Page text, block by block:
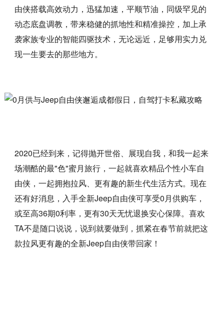
由侠搭载高效动力，迅猛加速，平顺节油，同级罕见的
动态底盘调教，带来稳健的抓地性和精准操控，加上承
袭家族专业的智能四驱技术，无论远近，足够用实力兑
现一生要去的那些地方。
2020已经到来，记得抛开世俗、展现自我，和我一起来
场潮酷的最"色"蜜月旅行，一起就喜欢精品个性小车自
由侠，一起拥抱拉风、更有趣的新生代生活方式。现在
还有好消息，入手全新Jeep自由侠可享受0月供购车，
或至高36期0利率，更有30天无忧退换安心保障。喜欢
TA不是随口说说，说到就要做到，抓紧在春节前就把这
款拉风更有趣的全新Jeep自由侠带回家！